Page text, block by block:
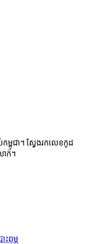
ជា។ ស្វែងរកលេខកូដ
ក់។
ពុម្ភ